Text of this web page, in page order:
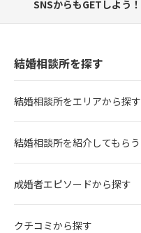
SNSからもGETしよう！
結婚相談所を探す
結婚相談所をエリアから探す
結婚相談所を紹介してもらう
成婚者エピソードから探す
クチコミから探す